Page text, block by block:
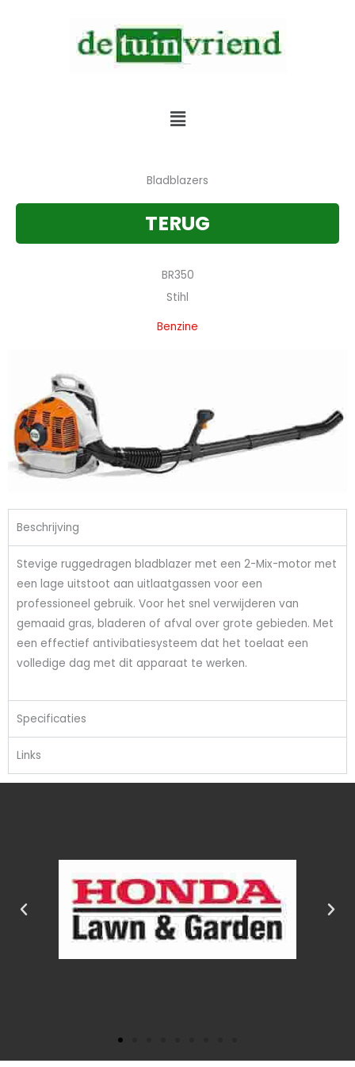
Menu
Bladblazers
TERUG
BR350
Stihl
Benzine
Beschrijving
Stevige ruggedragen bladblazer met een 2-Mix-motor met
een lage uitstoot aan uitlaatgassen voor een
professioneel gebruik. Voor het snel verwijderen van
gemaaid gras, bladeren of afval over grote gebieden. Met
een effectief antivibatiesysteem dat het toelaat een
volledige dag met dit apparaat te werken.
Specificaties
Links